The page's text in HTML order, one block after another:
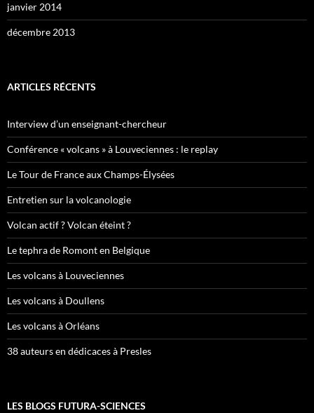
janvier 2014
décembre 2013
ARTICLES RÉCENTS
Interview d’un enseignant-chercheur
Conférence « volcans » à Louveciennes : le replay
Le Tour de France aux Champs-Élysées
Entretien sur la volcanologie
Volcan actif ? Volcan éteint ?
Le tephra de Romont en Belgique
Les volcans à Louveciennes
Les volcans à Doullens
Les volcans à Orléans
38 auteurs en dédicaces à Presles
LES BLOGS FUTURA-SCIENCES